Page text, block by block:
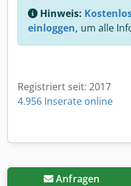
Hinweis:
einloggen, um alle
Registriert seit: 2017
4.956 Inserate online
Anfragen